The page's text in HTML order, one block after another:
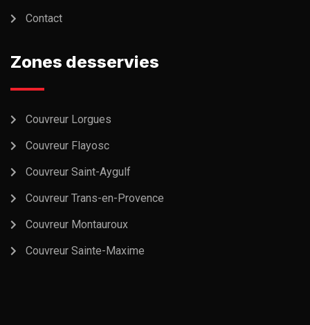
Contact
Zones desservies
Couvreur Lorgues
Couvreur Flayosc
Couvreur Saint-Aygulf
Couvreur Trans-en-Provence
Couvreur Montauroux
Couvreur Sainte-Maxime